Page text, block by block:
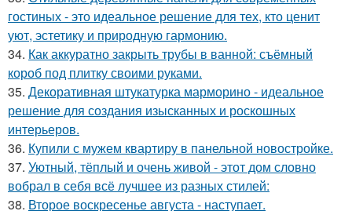
гостиных - это идеальное решение для тех, кто ценит
уют, эстетику и природную гармонию.
34. Как аккуратно закрыть трубы в ванной: съёмный
короб под плитку своими руками.
35. Декоративная штукатурка марморино - идеальное
решение для создания изысканных и роскошных
интерьеров.
36. Купили с мужем квартиру в панельной новостройке.
37. Уютный, тёплый и очень живой - этот дом словно
вобрал в себя всё лучшее из разных стилей:
38. Второе воскресенье августа - наступает.